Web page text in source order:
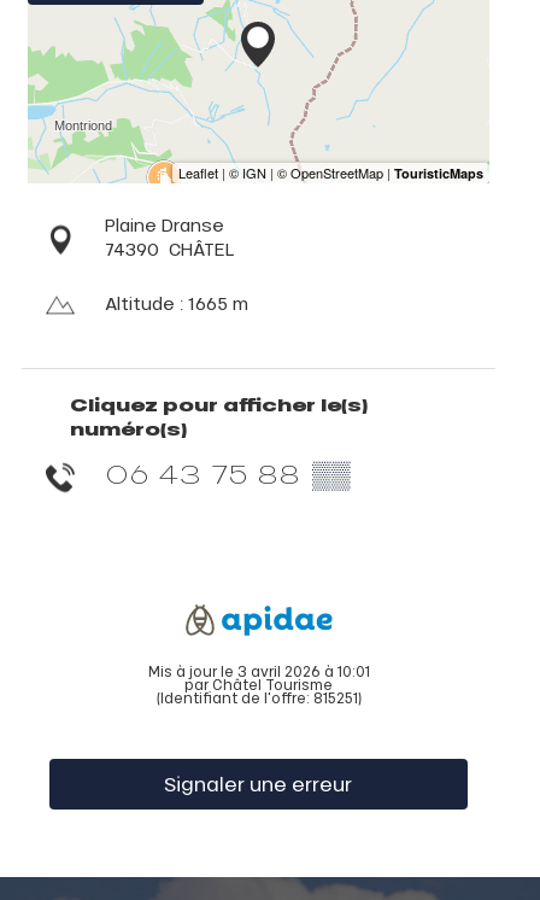
Plaine Dranse
74390 CHÂTEL
Altitude : 1665 m
Cliquez pour afficher le(s)
numéro(s)
06 43 75 88 ▒▒
Mis à jour le 3 avril 2026 à 10:01
par Châtel Tourisme
(Identifiant de l'offre: 815251)
Signaler une erreur